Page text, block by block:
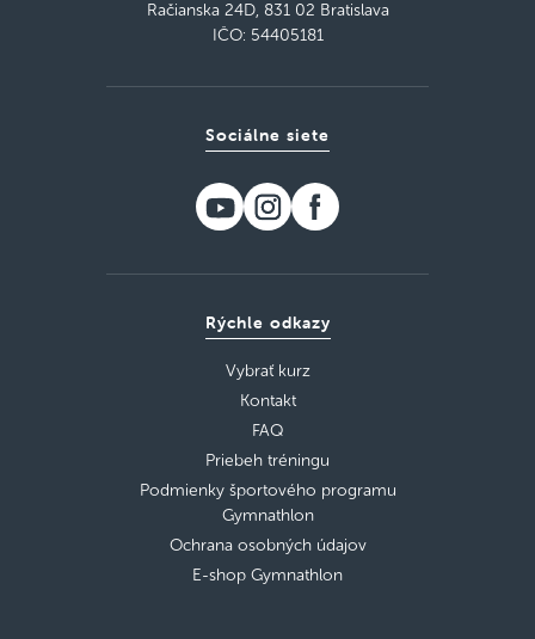
Račianska 24D, 831 02 Bratislava
IČO: 54405181
Rýchle odkazy
Vybrať kurz
Kontakt
FAQ
Priebeh tréningu
Podmienky športového programu
Gymnathlon
Ochrana osobných údajov
E-shop Gymnathlon
Sociálne siete